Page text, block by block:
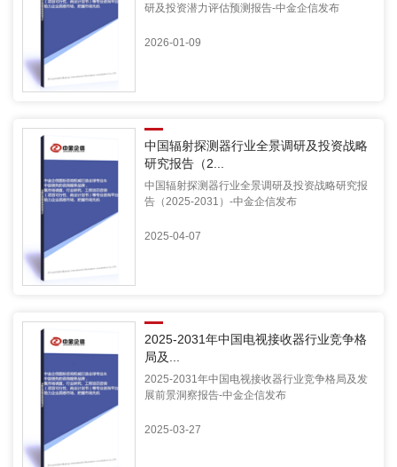
研及投资潜力评估预测报告-中金企信发布
2026-01-09
中国辐射探测器行业全景调研及投资战略
研究报告（2...
中国辐射探测器行业全景调研及投资战略研究报
告（2025-2031）-中金企信发布
2025-04-07
2025-2031年中国电视接收器行业竞争格
局及...
2025-2031年中国电视接收器行业竞争格局及发
展前景洞察报告-中金企信发布
2025-03-27